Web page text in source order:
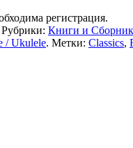
регистрация.
Рубрики: Книги и
/ Ukulele. Метки: Classics,